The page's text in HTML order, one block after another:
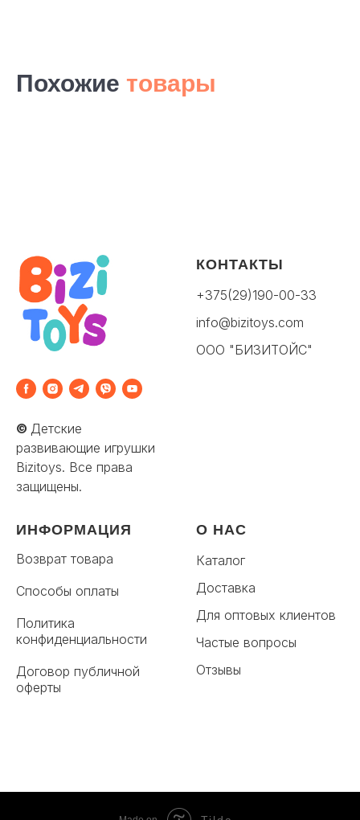
Похожие товары
© Детские
развивающие игрушки
Bizitoys. Все права
защищены.
КОНТАКТЫ
+375(29)190-00-33
info@bizitoys.com
ООО "БИЗИТОЙС"
ИНФОРМАЦИЯ
Возврат товара
Способы оплаты
Политика
конфиденциальности
Договор публичной
оферты
О НАС
Каталог
Доставка
Для оптовых клиентов
Частые вопросы
Отзывы